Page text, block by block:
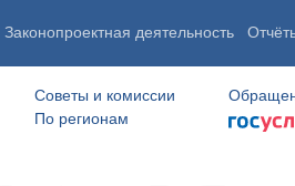
Законопроектная деятельность
Советы и комиссии
По регионам